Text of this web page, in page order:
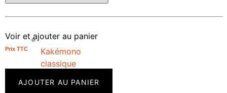
Kakémono
classique
Voir et ajouter au panier
Prix ​​TTC
AJOUTER AU PANIER